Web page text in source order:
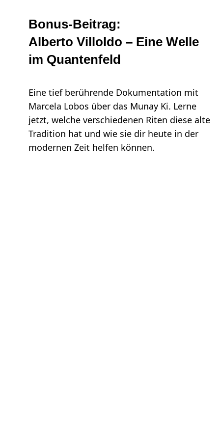
Bonus-Beitrag:
Alberto Villoldo – Eine Welle
im Quantenfeld
Eine tief berührende Dokumentation mit
Marcela Lobos über das Munay Ki. Lerne
jetzt, welche verschiedenen Riten diese alte
Tradition hat und wie sie dir heute in der
modernen Zeit helfen können.